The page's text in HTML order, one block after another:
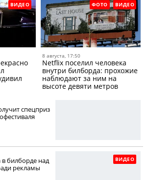
ВИДЕО ФОТО ВИДЕО
8 августа, 17:50
Netflix поселил человека
внутри билборда: прохожие
наблюдают за ним на
высоте девяти метров
спецприз
ВИДЕО
в билборде над
рекламы